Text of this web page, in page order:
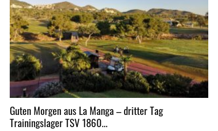
Guten Morgen aus La Manga – dritter Tag
Trainingslager TSV 1860...